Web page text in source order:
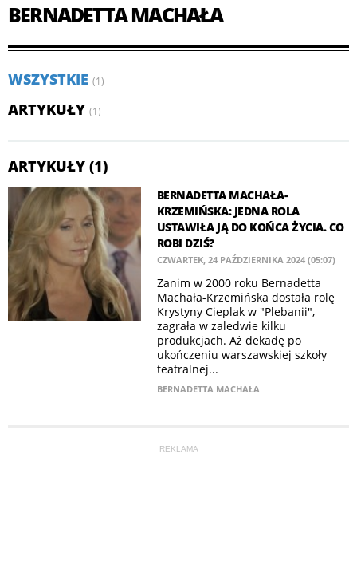
BERNADETTA MACHAŁA
WSZYSTKIE (1)
ARTYKUŁY (1)
ARTYKUŁY (1)
BERNADETTA MACHAŁA-
KRZEMIŃSKA: JEDNA ROLA
USTAWIŁA JĄ DO KOŃCA ŻYCIA. CO
ROBI DZIŚ?
CZWARTEK, 24 PAŹDZIERNIKA 2024 (05:07)
Zanim w 2000 roku Bernadetta
Machała-Krzemińska dostała rolę
Krystyny Cieplak w "Plebanii",
zagrała w zaledwie kilku
produkcjach. Aż dekadę po
ukończeniu warszawskiej szkoły
teatralnej...
BERNADETTA MACHAŁA
REKLAMA